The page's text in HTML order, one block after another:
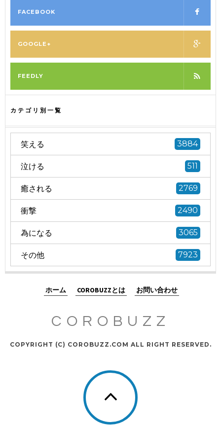
FACEBOOK
GOOGLE+
FEEDLY
カテゴリ別一覧
笑える 3884
泣ける 511
癒される 2769
衝撃 2490
為になる 3065
その他 7923
ホーム COROBUZZとは お問い合わせ
COROBUZZ
COPYRIGHT (C) COROBUZZ.COM ALL RIGHT RESERVED.